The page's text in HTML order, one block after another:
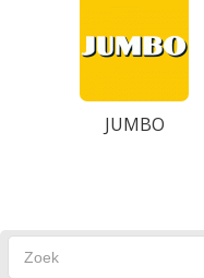
JUMBO